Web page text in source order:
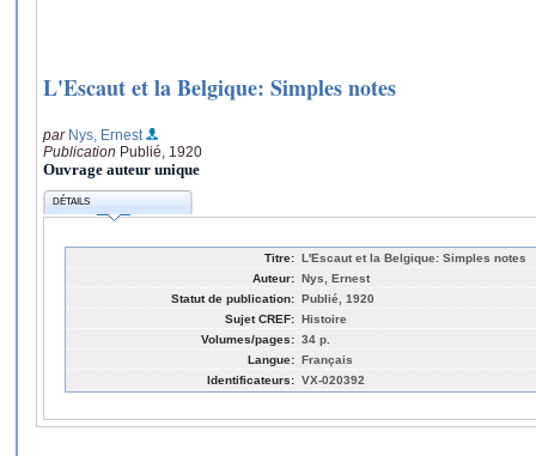
L'Escaut et la Belgique: Simples notes
par Nys, Ernest
Publication Publié, 1920
Ouvrage auteur unique
DÉTAILS
Titre: L'Escaut et la Belgique: Simples notes
Auteur: Nys, Ernest
Statut de publication: Publié, 1920
Sujet CREF: Histoire
Volumes/pages: 34 p.
Langue: Français
Identificateurs: VX-020392